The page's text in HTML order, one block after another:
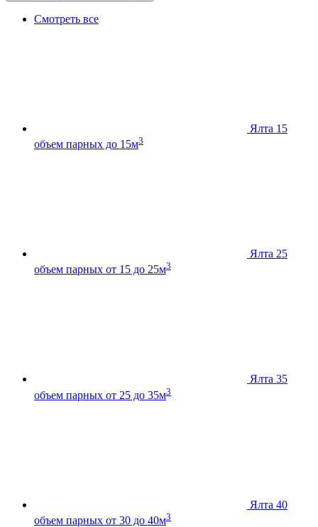
Смотреть все
Ялта 15
объем парных до 15м3
Ялта 25
объем парных от 15 до 25м3
Ялта 35
объем парных от 25 до 35м3
Ялта 40
объем парных от 30 до 40м3